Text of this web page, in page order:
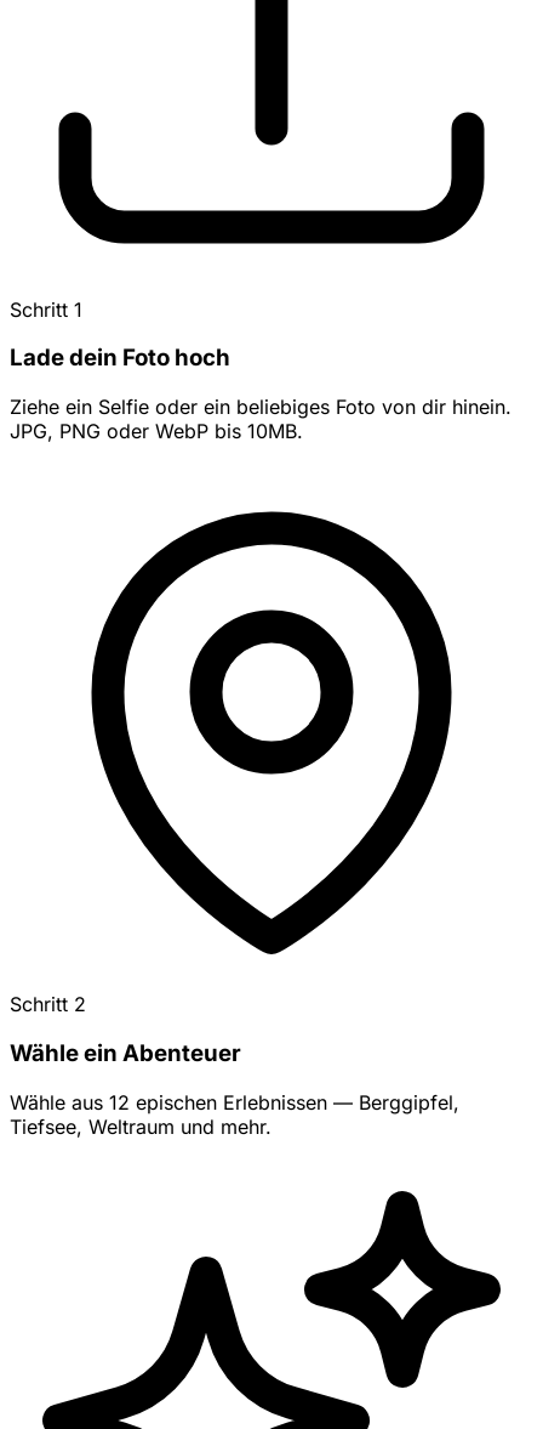
Schritt 1
Lade dein Foto hoch
Ziehe ein Selfie oder ein beliebiges Foto von dir hinein.
JPG, PNG oder WebP bis 10MB.
Schritt 2
Wähle ein Abenteuer
Wähle aus 12 epischen Erlebnissen — Berggipfel,
Tiefsee, Weltraum und mehr.